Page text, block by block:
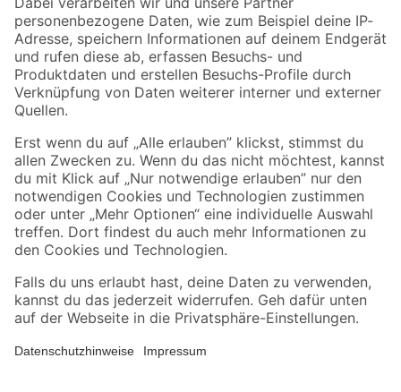
Zahlungsarten Versandarten
Sicher einkaufen
Jetzt die toom-App herunterladen
Alle Preisangaben in EUR inkl. gesetzl. MwSt.. Die dargestellten Angebote sind unter
Umständen nicht in allen Märkten verfügbar. Die angegebenen Verfügbarkeiten beziehen
Produkte nur solange der Vorrat reicht.
*Paketversand ab 59 € versandkostenfrei, gilt nicht für Artikel mit Speditionsversand, hier